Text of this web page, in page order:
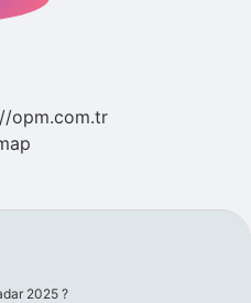
opm.com.tr
2025 ?